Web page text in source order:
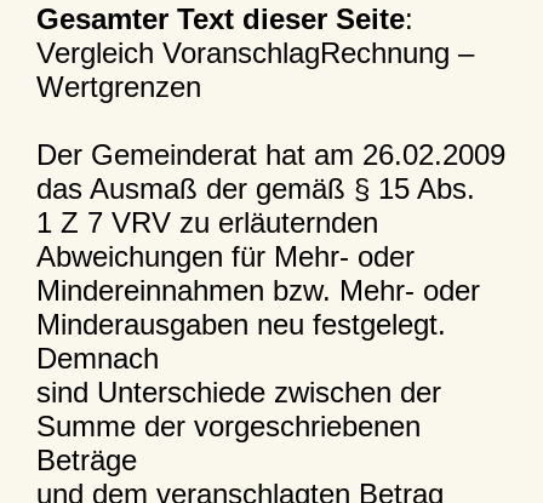
Gesamter Text dieser Seite:
Vergleich VoranschlagRechnung –
Wertgrenzen
Der Gemeinderat hat am 26.02.2009
das Ausmaß der gemäß § 15 Abs.
1 Z 7 VRV zu erläuternden
Abweichungen für Mehr- oder
Mindereinnahmen bzw. Mehr- oder
Minderausgaben neu festgelegt.
Demnach
sind Unterschiede zwischen der
Summe der vorgeschriebenen
Beträge
und dem veranschlagten Betrag